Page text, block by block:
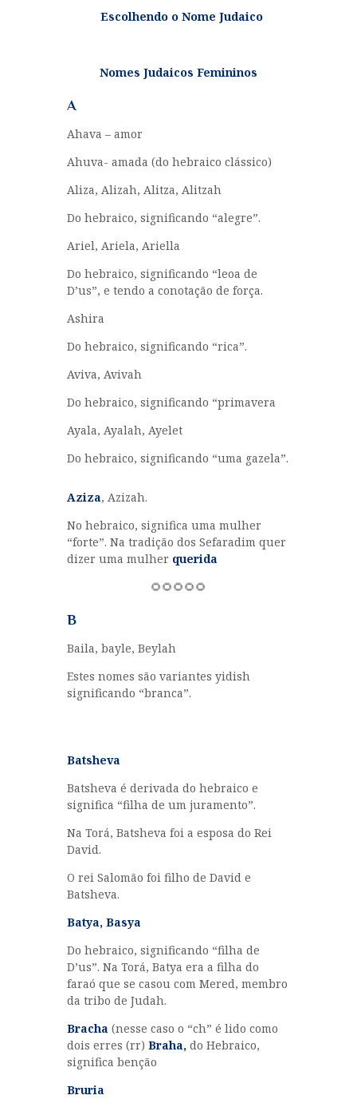
Escolhendo o Nome Judaico
Nomes Judaicos Femininos
A
Ahava – amor
Ahuva- amada (do hebraico clássico)
Aliza, Alizah, Alitza, Alitzah
Do hebraico, significando “alegre”.
Ariel, Ariela, Ariella
Do hebraico, significando “leoa de
D’us”, e tendo a conotação de força.
Ashira
Do hebraico, significando “rica”.
Aviva, Avivah
Do hebraico, significando “primavera
Ayala, Ayalah, Ayelet
Do hebraico, significando “uma gazela”.
Aziza, Azizah.
No hebraico, significa uma mulher
“forte”. Na tradição dos Sefaradim quer
dizer uma mulher querida
🌻🌻🌻🌻🌻
B
Baila, bayle, Beylah
Estes nomes são variantes yidish
significando “branca”.
Batsheva
Batsheva é derivada do hebraico e
significa “filha de um juramento”.
Na Torá, Batsheva foi a esposa do Rei
David.
O rei Salomão foi filho de David e
Batsheva.
Batya, Basya
Do hebraico, significando “filha de
D’us”. Na Torá, Batya era a filha do
faraó que se casou com Mered, membro
da tribo de Judah.
Bracha (nesse caso o “ch” é lido como
dois erres (rr) Braha, do Hebraico,
significa benção
Bruria